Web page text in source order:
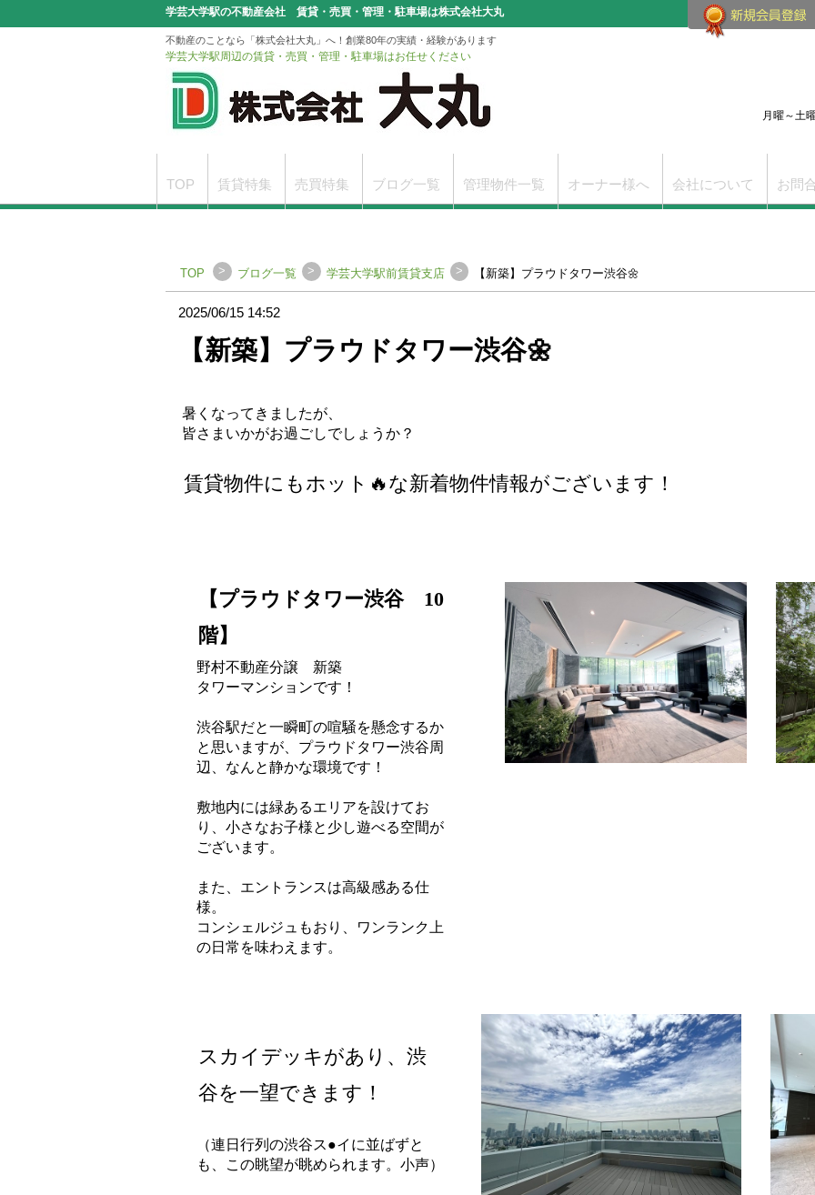
学芸大学駅の不動産会社 賃貸・売買・管理・駐車場は株式会社大丸
不動産のことなら「株式会社大丸」へ！創業80年の実績・経験があります
学芸大学駅周辺の賃貸・売買・管理・駐車場はお任せください
月曜～土
TOP 賃貸特集 売買特集 ブログ一覧 管理物件一覧 オーナー様へ 会社について お問
TOP > ブログ一覧 > 学芸大学駅前賃貸支店 > 【新築】プラウドタワー渋谷🌼
2025/06/15 14:52
【新築】プラウドタワー渋谷🌼
暑くなってきましたが、
皆さまいかがお過ごしでしょうか？
賃貸物件にもホット🔥な新着物件情報がございます！
【プラウドタワー渋谷 10
階】
野村不動産分譲 新築
タワーマンションです！
渋谷駅だと一瞬町の喧騒を懸念するか
と思いますが、プラウドタワー渋谷周
辺、なんと静かな環境です！
敷地内には緑あるエリアを設けてお
り、小さなお子様と少し遊べる空間が
ございます。
また、エントランスは高級感ある仕
様。
コンシェルジュもおり、ワンランク上
の日常を味わえます。
スカイデッキがあり、渋
谷を一望できます！
（連日行列の渋谷ス●イに並ばずと
も、この眺望が眺められます。小声）